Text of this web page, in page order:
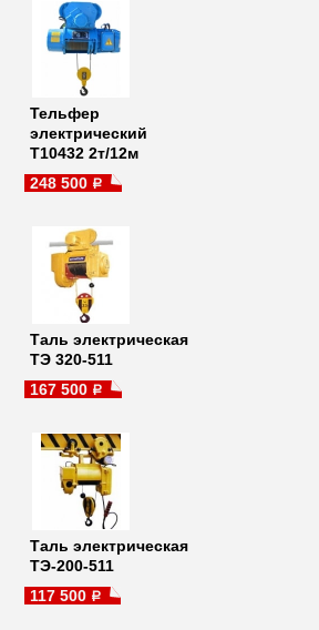
Тельфер
электрический
Т10432 2т/12м
248 500 a
Таль электрическая
ТЭ 320-511
167 500 a
Таль электрическая
ТЭ-200-511
117 500 a